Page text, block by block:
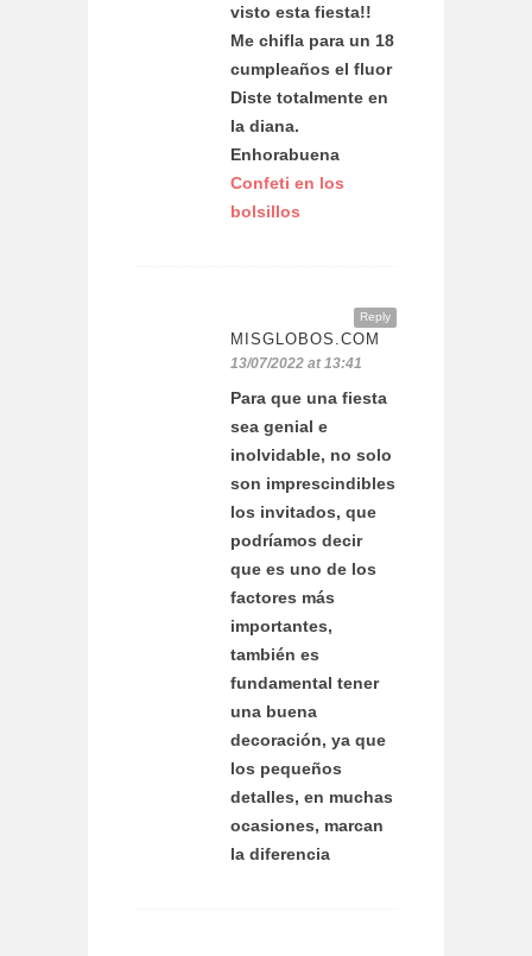
visto esta fiesta!!
Me chifla para un 18
cumpleaños el fluor
Diste totalmente en
la diana.
Enhorabuena
Confeti en los
bolsillos
Reply
MISGLOBOS.COM
13/07/2022 at 13:41
Para que una fiesta
sea genial e
inolvidable, no solo
son imprescindibles
los invitados, que
podríamos decir
que es uno de los
factores más
importantes,
también es
fundamental tener
una buena
decoración, ya que
los pequeños
detalles, en muchas
ocasiones, marcan
la diferencia